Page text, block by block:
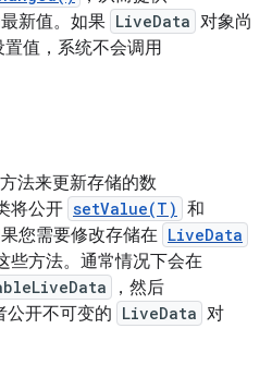
新值。如果 LiveData 对象尚
置值，系统不会调用
法来更新存储的数
将公开 setValue(T) 和
您需要修改存储在 LiveData
些方法。通常情况下会在
，然后
公开不可变的 LiveData 对